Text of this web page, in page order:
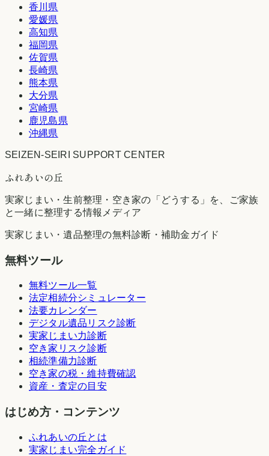
香川県
愛媛県
高知県
福岡県
佐賀県
長崎県
熊本県
大分県
宮崎県
鹿児島県
沖縄県
SEIZEN-SEIRI SUPPORT CENTER
ふれあいの丘
実家じまい・生前整理・空き家の「どうする」を、ご家族
と一緒に整理する情報メディア
実家じまい・遺品整理の無料診断・補助金ガイド
無料ツール
無料ツール一覧
法定相続分シミュレーター
法要カレンダー
デジタル遺品リスク診断
実家じまい力診断
空き家リスク診断
相続準備力診断
空き家の税・維持費確認
資産・査定の目安
はじめ方・コンテンツ
ふれあいの丘とは
実家じまい完全ガイド